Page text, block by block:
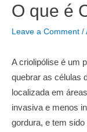
Cetogênica:
o
Você
Precisa
Saber
O que é
Leave a Comment /
A criolipólise é um
quebrar as células
localizada em
invasiva e menos
gordura, e tem